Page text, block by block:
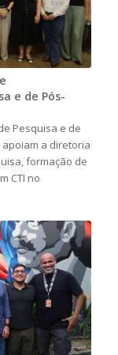
e de Pós-
Pesquisa e de
a diretoria
formação de
CTI no